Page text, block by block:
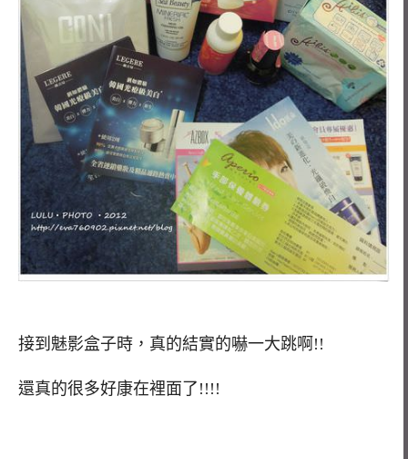
接到魅影盒子時，真的結實的嚇一大跳啊!!
還真的很多好康在裡面了!!!!